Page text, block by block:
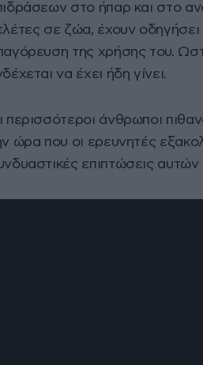
στο ήπαρ και στο
σε ζώα, έχουν
της χρήσης του.
να έχει ήδη γίνει.
περισσότεροι άνθρωποι
ώρα που οι ερευνητές
επιπτώσεις